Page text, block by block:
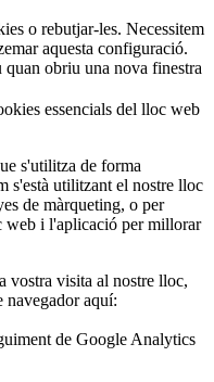
o rebutjar-les. Necessitem
aquesta configuració.
quan obriu una nova finestra
essencials del lloc web
s'utilitza de forma
s'està utilitzant el nostre lloc
de màrqueting, o per
web i l'aplicació per millorar
vostra visita al nostre lloc,
navegador aquí:
de Google Analytics